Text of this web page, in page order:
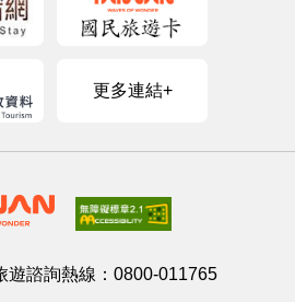
更多連結+
諮詢熱線： 0800-011765